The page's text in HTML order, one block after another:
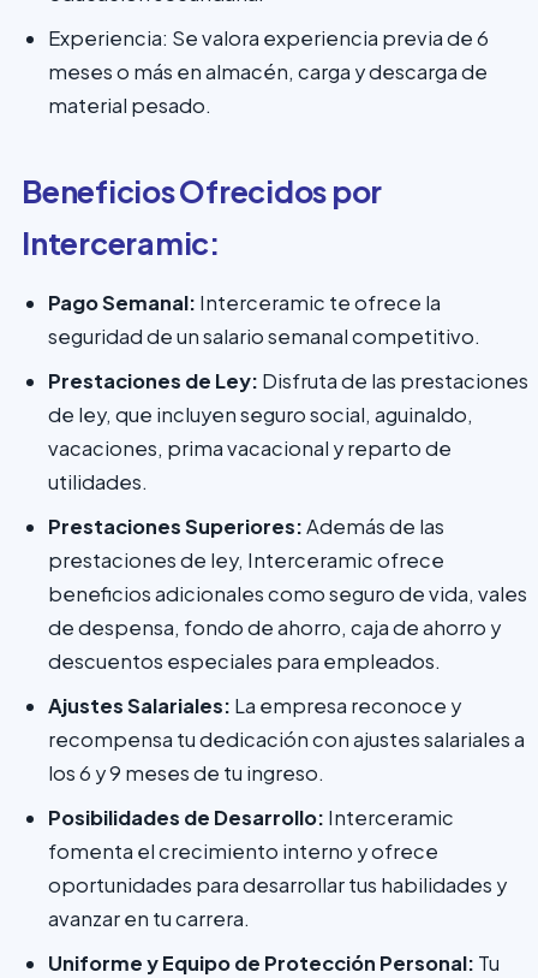
Experiencia: Se valora experiencia previa de 6
meses o más en almacén, carga y descarga de
material pesado.
Beneficios Ofrecidos por
Interceramic:
Pago Semanal: Interceramic te ofrece la
seguridad de un salario semanal competitivo.
Prestaciones de Ley: Disfruta de las prestaciones
de ley, que incluyen seguro social, aguinaldo,
vacaciones, prima vacacional y reparto de
utilidades.
Prestaciones Superiores:Además de las
prestaciones de ley, Interceramic ofrece
beneficios adicionales como seguro de vida, vales
de despensa, fondo de ahorro, caja de ahorro y
descuentos especiales para empleados.
Ajustes Salariales: La empresa reconoce y
recompensa tu dedicación con ajustes salariales a
los 6 y 9 meses de tu ingreso.
Posibilidades de Desarrollo: Interceramic
fomenta el crecimiento interno y ofrece
oportunidades para desarrollar tus habilidades y
avanzar en tu carrera.
Uniforme y Equipo de Protección Personal: Tu